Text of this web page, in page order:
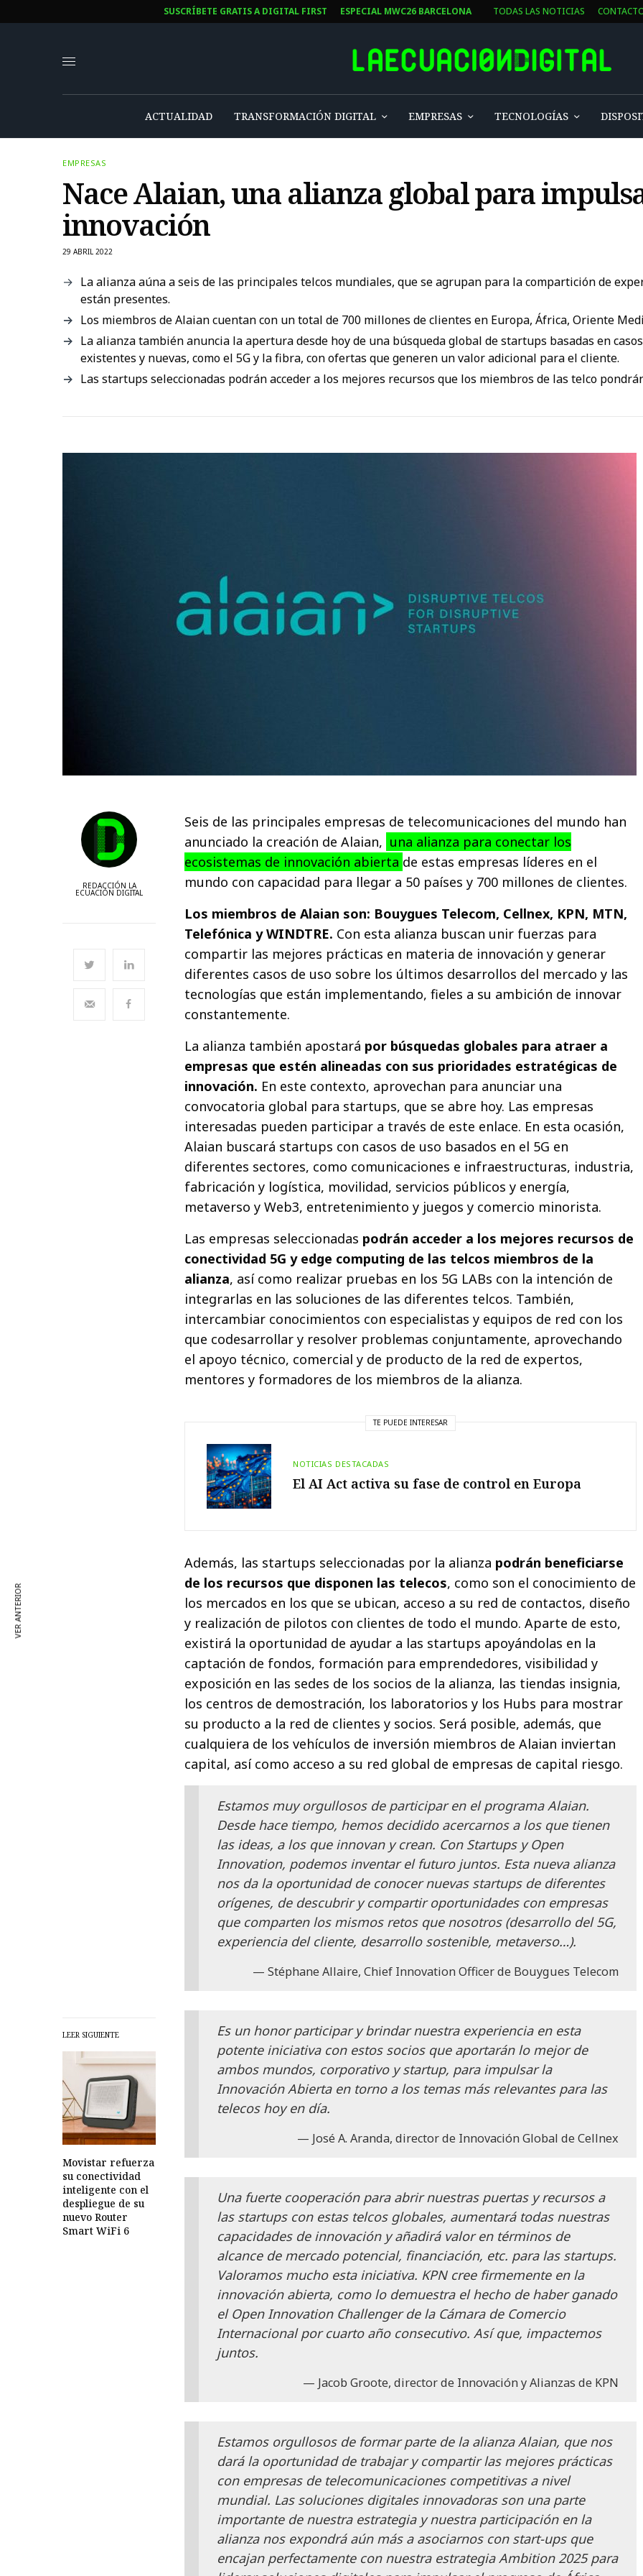
SUSCRÍBETE GRATIS A DIGITAL FIRST ESPECIAL MWC26 BARCELONA TODAS LAS NOTICIAS
ACTUALIDAD TRANSFORMACIÓN DIGITAL EMPRESAS TECNOLOGÍAS
EMPRESAS
Nace Alaian, una alianza global para
innovación
29 ABRIL 2022
La alianza aúna a seis de las principales telcos mundiales, que se agrupan para la compartición de
están presentes.
Los miembros de Alaian cuentan con un total de 700 millones de clientes en Europa, África, Oriente
La alianza también anuncia la apertura desde hoy de una búsqueda global de startups basadas en
existentes y nuevas, como el 5G y la fibra, con ofertas que generen un valor adicional para el cliente.
Las startups seleccionadas podrán acceder a los mejores recursos que los miembros de las telco
REDACCIÓN LA
ECUACIÓN DIGITAL
LEER SIGUIENTE
Movistar refuerza
su conectividad
inteligente con el
despliegue de su
nuevo Router
Smart WiFi 6
Seis de las principales empresas de telecomunicaciones del mundo han
anunciado la creación de Alaian, una alianza para conectar los
ecosistemas de innovación abierta de estas empresas líderes en el
mundo con capacidad para llegar a 50 países y 700 millones de clientes.
Los miembros de Alaian son: Bouygues Telecom, Cellnex, KPN, MTN,
Telefónica y WINDTRE. Con esta alianza buscan unir fuerzas para
compartir las mejores prácticas en materia de innovación y generar
diferentes casos de uso sobre los últimos desarrollos del mercado y las
tecnologías que están implementando, fieles a su ambición de innovar
constantemente.
La alianza también apostará por búsquedas globales para atraer a
empresas que estén alineadas con sus prioridades estratégicas de
innovación. En este contexto, aprovechan para anunciar una
convocatoria global para startups, que se abre hoy. Las empresas
interesadas pueden participar a través de este enlace. En esta ocasión,
Alaian buscará startups con casos de uso basados en el 5G en
diferentes sectores, como comunicaciones e infraestructuras, industria,
fabricación y logística, movilidad, servicios públicos y energía,
metaverso y Web3, entretenimiento y juegos y comercio minorista.
Las empresas seleccionadas podrán acceder a los mejores recursos de
conectividad 5G y edge computing de las telcos miembros de la
alianza, así como realizar pruebas en los 5G LABs con la intención de
integrarlas en las soluciones de las diferentes telcos. También,
intercambiar conocimientos con especialistas y equipos de red con los
que codesarrollar y resolver problemas conjuntamente, aprovechando
el apoyo técnico, comercial y de producto de la red de expertos,
mentores y formadores de los miembros de la alianza.
TE PUEDE INTERESAR
NOTICIAS DESTACADAS
El AI Act activa su fase de control en Europa
Además, las startups seleccionadas por la alianza podrán beneficiarse
de los recursos que disponen las telecos, como son el conocimiento de
los mercados en los que se ubican, acceso a su red de contactos, diseño
y realización de pilotos con clientes de todo el mundo. Aparte de esto,
existirá la oportunidad de ayudar a las startups apoyándolas en la
captación de fondos, formación para emprendedores, visibilidad y
exposición en las sedes de los socios de la alianza, las tiendas insignia,
los centros de demostración, los laboratorios y los Hubs para mostrar
su producto a la red de clientes y socios. Será posible, además, que
cualquiera de los vehículos de inversión miembros de Alaian inviertan
capital, así como acceso a su red global de empresas de capital riesgo.
Estamos muy orgullosos de participar en el programa Alaian.
Desde hace tiempo, hemos decidido acercarnos a los que tienen
las ideas, a los que innovan y crean. Con Startups y Open
Innovation, podemos inventar el futuro juntos. Esta nueva alianza
nos da la oportunidad de conocer nuevas startups de diferentes
orígenes, de descubrir y compartir oportunidades con empresas
que comparten los mismos retos que nosotros (desarrollo del 5G,
experiencia del cliente, desarrollo sostenible, metaverso…).
Stéphane Allaire, Chief Innovation Officer de Bouygues Telecom
Es un honor participar y brindar nuestra experiencia en esta
potente iniciativa con estos socios que aportarán lo mejor de
ambos mundos, corporativo y startup, para impulsar la
Innovación Abierta en torno a los temas más relevantes para las
telecos hoy en día.
José A. Aranda, director de Innovación Global de Cellnex
Una fuerte cooperación para abrir nuestras puertas y recursos a
las startups con estas telcos globales, aumentará todas nuestras
capacidades de innovación y añadirá valor en términos de
alcance de mercado potencial, financiación, etc. para las startups.
Valoramos mucho esta iniciativa. KPN cree firmemente en la
innovación abierta, como lo demuestra el hecho de haber ganado
el Open Innovation Challenger de la Cámara de Comercio
Internacional por cuarto año consecutivo. Así que, impactemos
juntos.
Jacob Groote, director de Innovación y Alianzas de KPN
Estamos orgullosos de formar parte de la alianza Alaian, que nos
dará la oportunidad de trabajar y compartir las mejores prácticas
con empresas de telecomunicaciones competitivas a nivel
mundial. Las soluciones digitales innovadoras son una parte
importante de nuestra estrategia y nuestra participación en la
alianza nos expondrá aún más a asociarnos con start-ups que
encajan perfectamente con nuestra estrategia Ambition 2025 para
VER ANTERIOR